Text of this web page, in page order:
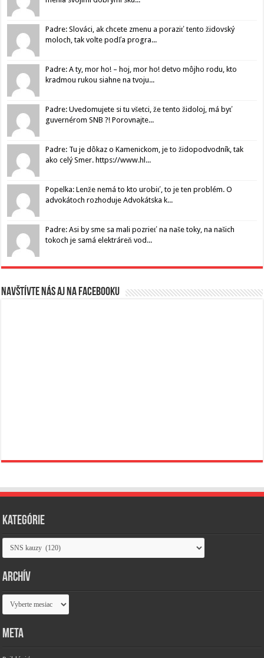
Padre: Slováci, ak chcete zmenu a poraziť tento židovský
moloch, tak volte podľa progra...
Padre: A ty, mor ho! – hoj, mor ho! detvo môjho rodu, kto
kradmou rukou siahne na tvoju...
Padre: Uvedomujete si tu všetci, že tento židoloj, má byť
guvernérom SNB ?! Porovnajte...
Padre: Tu je dôkaz o Kamenickom, je to židopodvodník, tak
ako celý Smer. https://www.hl...
Popelka: Lenže nemá to kto urobiť, to je ten problém. O
advokátoch rozhoduje Advokátska k...
Padre: Asi by sme sa mali pozrieť na naše toky, na našich
tokoch je samá elektráreň vod...
Navštívte nás aj na Facebooku
Kategórie
Kategórie
Archív
Archív
Meta